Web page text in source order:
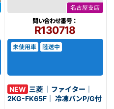
名古屋支店
問い合わせ番号：
R130718
未使用車 陸送中
NEW 三菱 ｜ファイター｜
2KG-FK65F｜ 冷凍バンP/G付